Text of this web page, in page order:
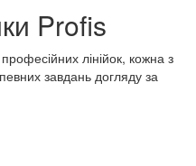
Profis
лінійок, кожна з
завдань догляду за